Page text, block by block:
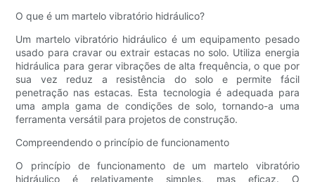
O que é um martelo vibratório hidráulico?
Um martelo vibratório hidráulico é um equipamento pesado
usado para cravar ou extrair estacas no solo. Utiliza energia
hidráulica para gerar vibrações de alta frequência, o que por
sua vez reduz a resistência do solo e permite fácil
penetração nas estacas. Esta tecnologia é adequada para
uma ampla gama de condições de solo, tornando-a uma
ferramenta versátil para projetos de construção.
Compreendendo o princípio de funcionamento
O princípio de funcionamento de um martelo vibratório
hidráulico é relativamente simples, mas eficaz. O